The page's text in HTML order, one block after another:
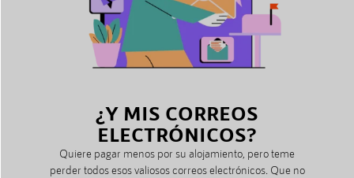
¿Y MIS CORREOS
ELECTRÓNICOS?
Quiere pagar menos por su alojamiento, pero teme
perder todos esos valiosos correos electrónicos. Que no